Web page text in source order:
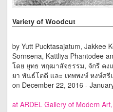
Variety of Woodcut
by Yutt Pucktasajatum, Jakkee
Sornsena, Kattliya Phantodee
โดย ยุทธ พฤฒาสัจธรรม, จักรี ค
ยา พันธ์โตดี และ เทพพงษ์ หงษ์ศรี
on December 22, 2016 -
at ARDEL Gallery of Modern